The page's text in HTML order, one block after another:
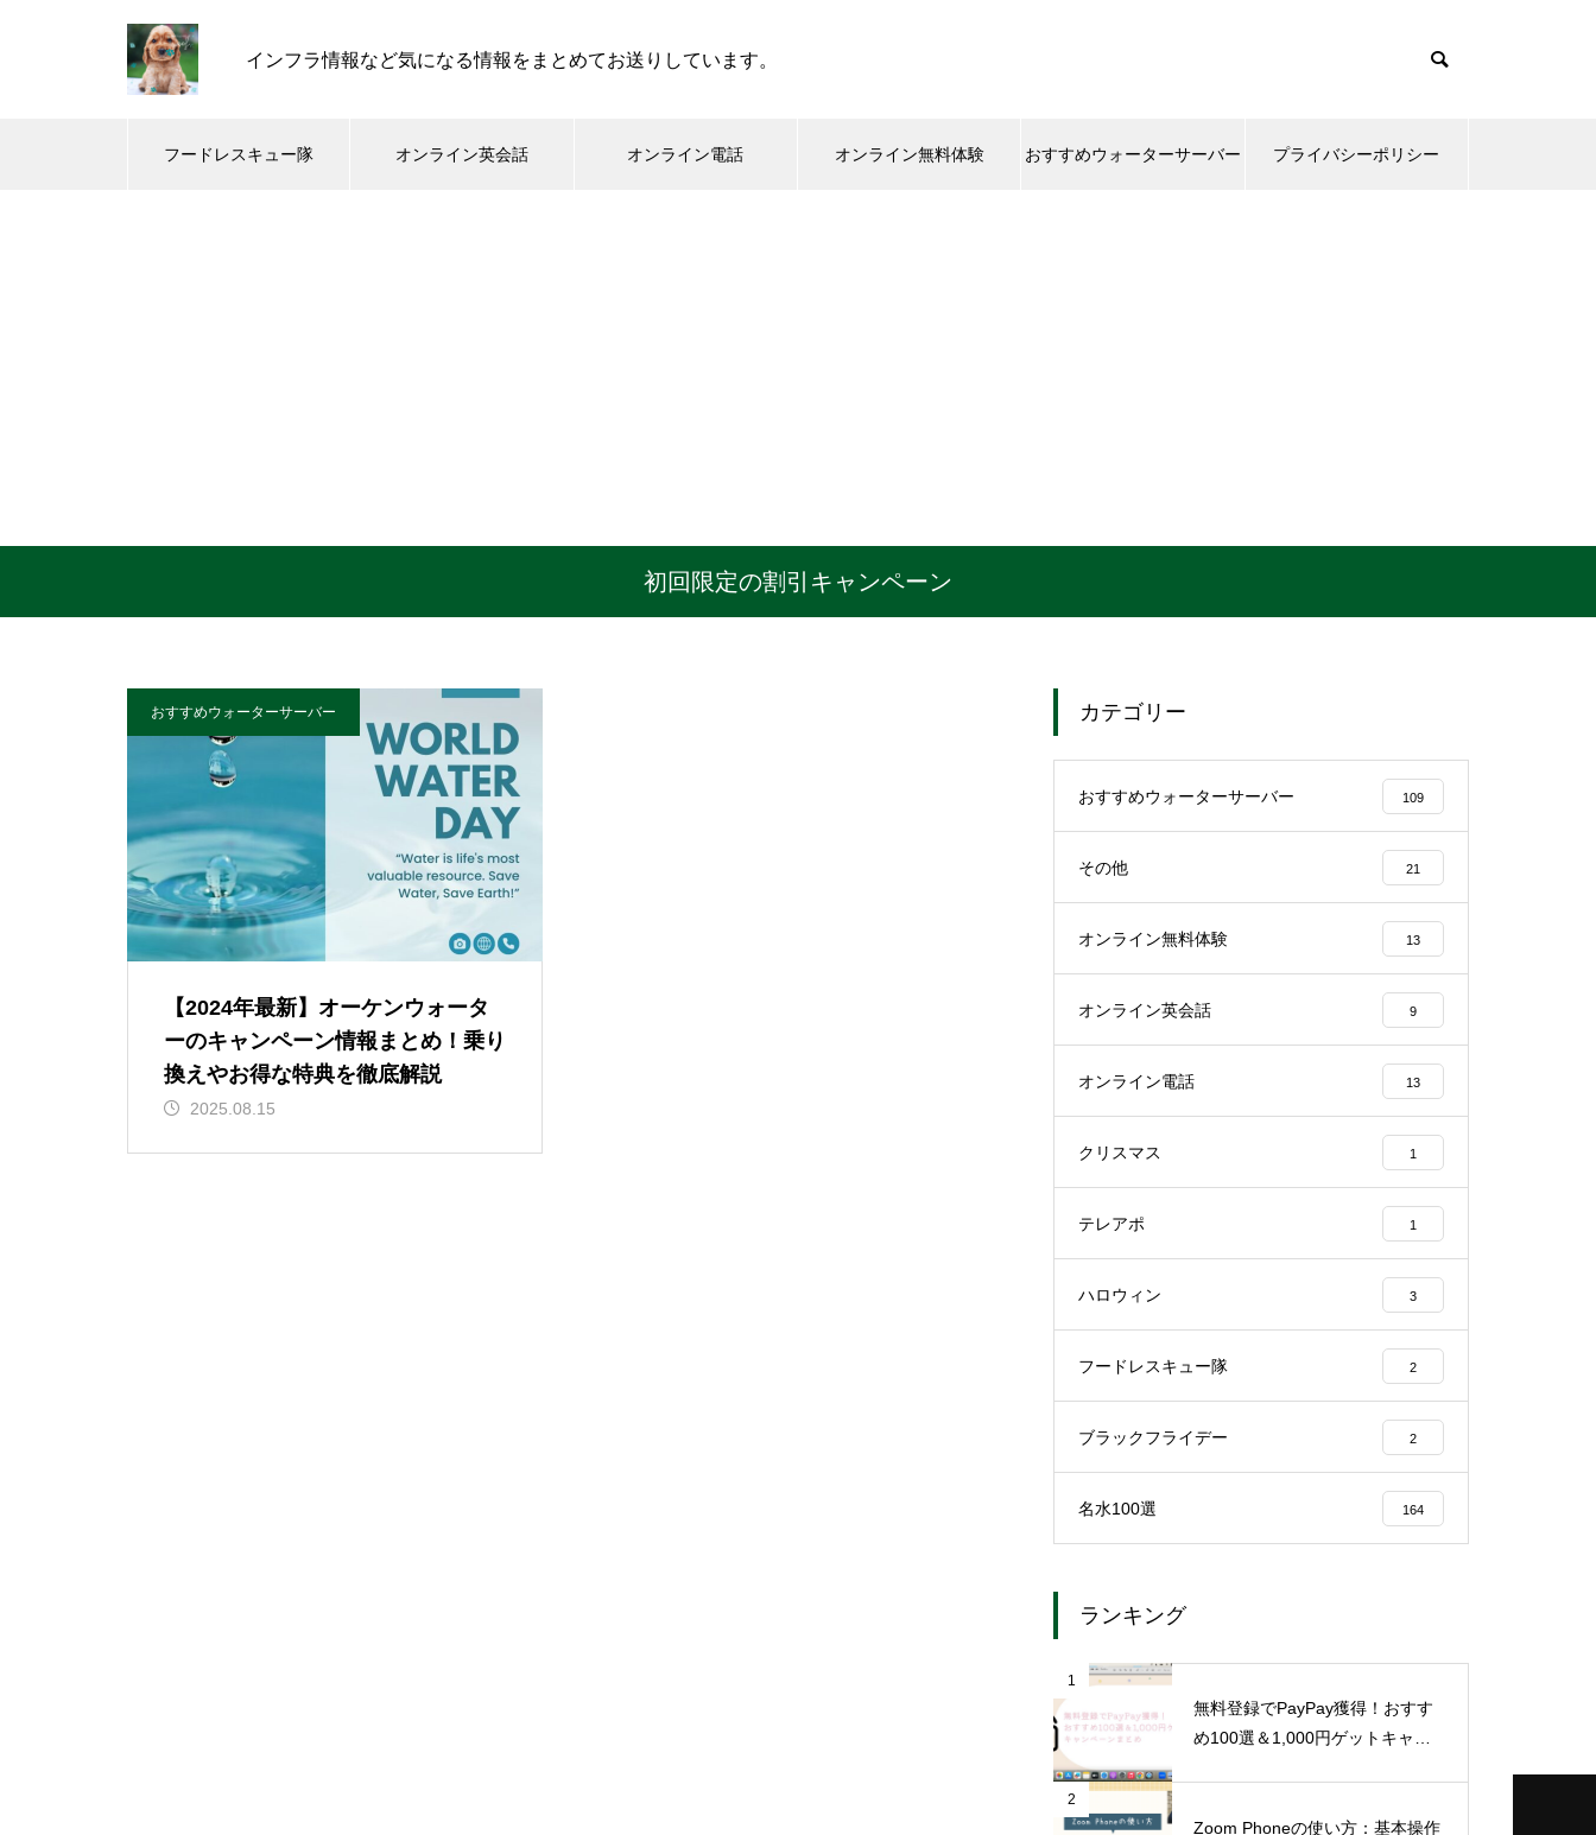
インフラ情報など気になる情報をまとめてお送りしています。
フードレスキュー隊 オンライン英会話 オンライン電話 オンライン無料体験 おすすめウォーターサーバー プライバシーポリシー
初回限定の割引キャンペーン
おすすめウォーターサーバー
【2024年最新】オーケンウォータ
ーのキャンペーン情報まとめ！乗り
換えやお得な特典を徹底解説
2025.08.15
カテゴリー
おすすめウォーターサーバー 109
その他 21
オンライン無料体験 13
オンライン英会話 9
オンライン電話 13
クリスマス 1
テレアポ 1
ハロウィン 3
フードレスキュー隊 2
ブラックフライデー 2
名水100選 164
ランキング
1
無料登録でPayPay獲得！おすす
め100選＆1,000円ゲットキャン
2
Zoom Phoneの使い方：基本操作